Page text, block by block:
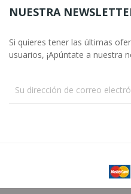
NUESTRA
Si quieres tener las últimas
usuarios, ¡Apúntate a nuestra